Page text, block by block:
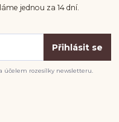
jednou za 14 dní.
Přihlásit se
účelem rozesílky newsletteru.